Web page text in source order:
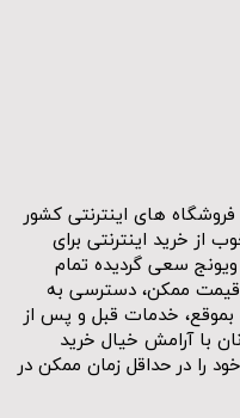
فروشگاه های اینترنتی کشور
خرید اینترنتی برای
ویونج سعی گردیده تمام
ممکن، دسترسی به
خدمات قبل و پس از
با آرامش خیال خرید
را در حداقل زمان ممکن در